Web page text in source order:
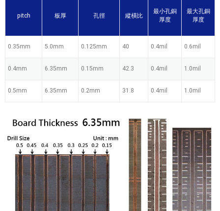
pitch 板厚 孔徑 縱橫比
最小孔銅
厚度
最大孔銅
厚度
0.35mm 5.0mm 0.125mm 40 0.4mil 0.6mil
0.4mm 6.35mm 0.15mm 42.3 0.4mil 1.0mil
0.5mm 6.35mm 0.2mm 31.8 0.4mil 1.0mil